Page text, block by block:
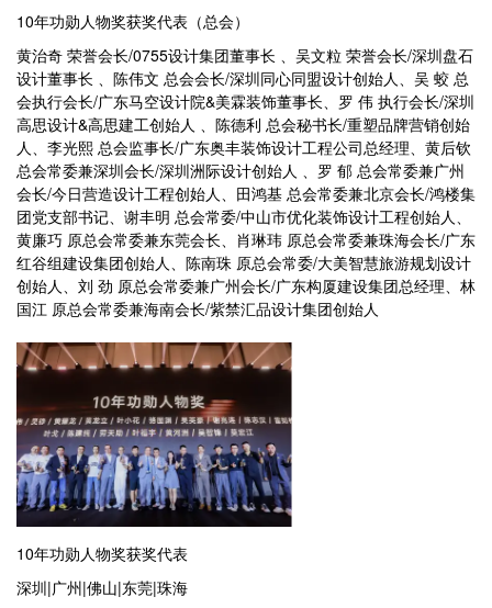
10年功勋人物奖获奖代表（总会）
黄治奇 荣誉会长/0755设计集团董事长 、吴文粒 荣誉会长/深圳盘石
设计董事长 、陈伟文 总会会长/深圳同心同盟设计创始人、吴 蛟 总
会执行会长/广东马空设计院&美霖装饰董事长、罗 伟 执行会长/深圳
高思设计&高思建工创始人 、陈德利 总会秘书长/重塑品牌营销创始
人、李光熙 总会监事长/广东奥丰装饰设计工程公司总经理、黄后钦
总会常委兼深圳会长/深圳洲际设计创始人 、罗 郁 总会常委兼广州
会长/今日营造设计工程创始人、田鸿基 总会常委兼北京会长/鸿楼集
团党支部书记、谢丰明 总会常委/中山市优化装饰设计工程创始人、
黄廉巧 原总会常委兼东莞会长、肖琳玮 原总会常委兼珠海会长/广东
红谷组建设集团创始人、陈南珠 原总会常委/大美智慧旅游规划设计
创始人、刘 劲 原总会常委兼广州会长/广东构厦建设集团总经理、林
国江 原总会常委兼海南会长/紫禁汇品设计集团创始人
10年功勋人物奖获奖代表
深圳|广州|佛山|东莞|珠海